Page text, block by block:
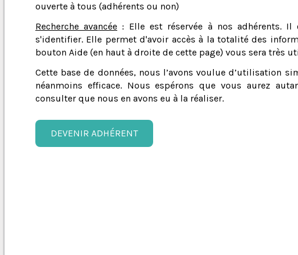
ouverte à tous (adhérents ou non)
Recherche avancée : Elle est réservée à nos adhérents. Il
s'identifier. Elle permet d'avoir accès à la totalité des
bouton Aide (en haut à droite de cette page) vous sera très
Cette base de données, nous l’avons voulue d’utilisation
néanmoins efficace. Nous espérons que vous aurez
consulter que nous en avons eu à la réaliser.
DEVENIR ADHÉRENT